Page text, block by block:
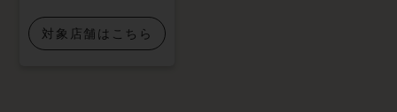
対象店舗はこちら